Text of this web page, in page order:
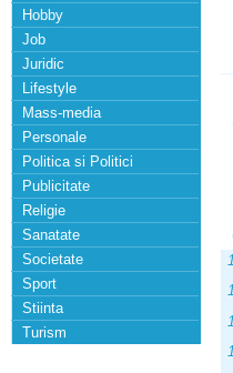
Hobby
Job
Juridic
Lifestyle
Mass-media
Personale
Politica si Politici
Publicitate
Religie
Sanatate
Societate
Sport
Stiinta
Turism